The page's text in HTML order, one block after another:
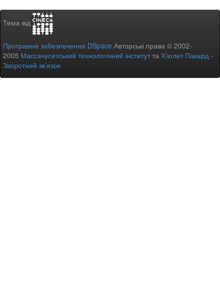
Тема від
Програмне забезпечення DSpace Авторські права © 2002-
2005 Массачусетський технологічний інститутта Х’юлет Пакард -
Зворотний зв’язок